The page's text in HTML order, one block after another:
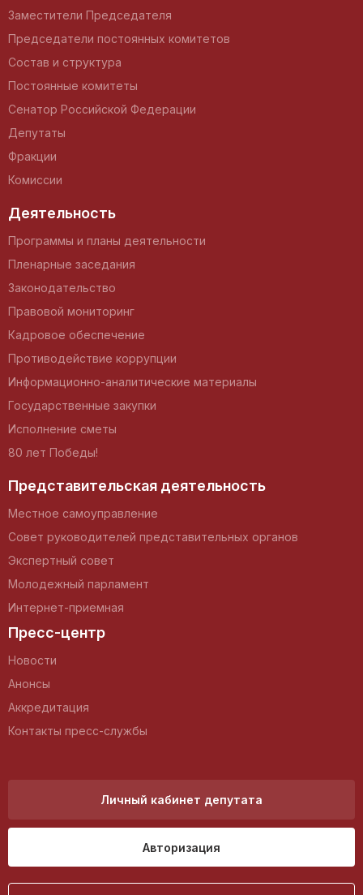
Заместители Председателя
Председатели постоянных комитетов
Состав и структура
Постоянные комитеты
Сенатор Российской Федерации
Депутаты
Фракции
Комиссии
Деятельность
Программы и планы деятельности
Пленарные заседания
Законодательство
Правовой мониторинг
Кадровое обеспечение
Противодействие коррупции
Информационно-аналитические материалы
Государственные закупки
Исполнение сметы
80 лет Победы!
Представительская деятельность
Местное самоуправление
Совет руководителей представительных органов
Экспертный совет
Молодежный парламент
Интернет-приемная
Пресс-центр
Новости
Анонсы
Аккредитация
Контакты пресс-службы
Личный кабинет депутата
Авторизация